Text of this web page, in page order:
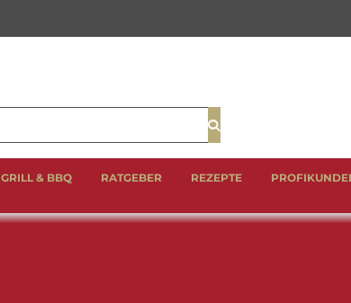
Suche
GRILL & BBQ RATGEBER REZEPTE